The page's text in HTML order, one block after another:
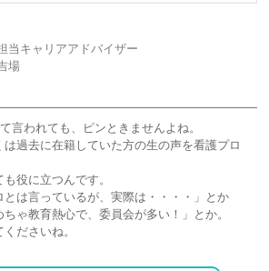
当キャリアアドバイザー
場
言われても、ピンときませんよね。
過去に在籍していた方の生の声を看護プロ
役に立つんです。
とは言っているが、実際は・・・・」とか
ちゃ教育熱心で、委員会が多い！」とか。
ださいね。